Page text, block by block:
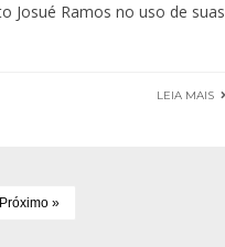
Josué Ramos no uso de suas
LEIA MAIS
Próximo »